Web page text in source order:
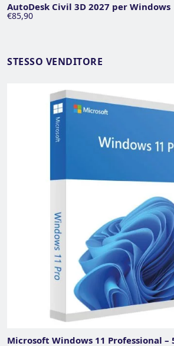
AutoDesk Civil 3D 2027 per Windows
€85,90
STESSO VENDITORE
Microsoft Windows 11 Professional